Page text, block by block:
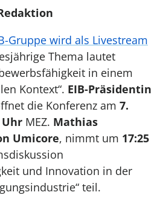
Gruppe wird als Livestream
Thema lautet
in einem
Kontext“. EIB-Präsidentin
die Konferenz am 7.
Uhr MEZ. Mathias
Umicore, nimmt um 17:25
und Innovation in der
teil.